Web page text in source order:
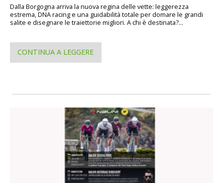
Dalla Borgogna arriva la nuova regina delle vette: leggerezza
estrema, DNA racing e una guidabilità totale per domare le grandi
salite e disegnare le traiettorie migliori. A chi è destinata?...
CONTINUA A LEGGERE